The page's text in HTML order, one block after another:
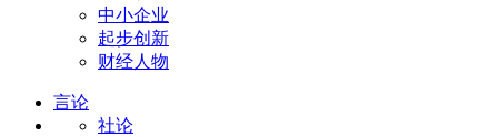
中小企业
起步创新
财经人物
言论
社论